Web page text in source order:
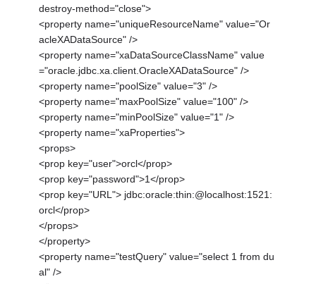
destroy-method="close">
<property name="uniqueResourceName" value="Or
acleXADataSource" />
<property name="xaDataSourceClassName" value
="oracle.jdbc.xa.client.OracleXADataSource" />
<property name="poolSize" value="3" />
<property name="maxPoolSize" value="100" />
<property name="minPoolSize" value="1" />
<property name="xaProperties">
<props>
<prop key="user">orcl</prop>
<prop key="password">1</prop>
<prop key="URL"> jdbc:oracle:thin:@localhost:1521:
orcl</prop>
</props>
</property>
<property name="testQuery" value="select 1 from du
al" />